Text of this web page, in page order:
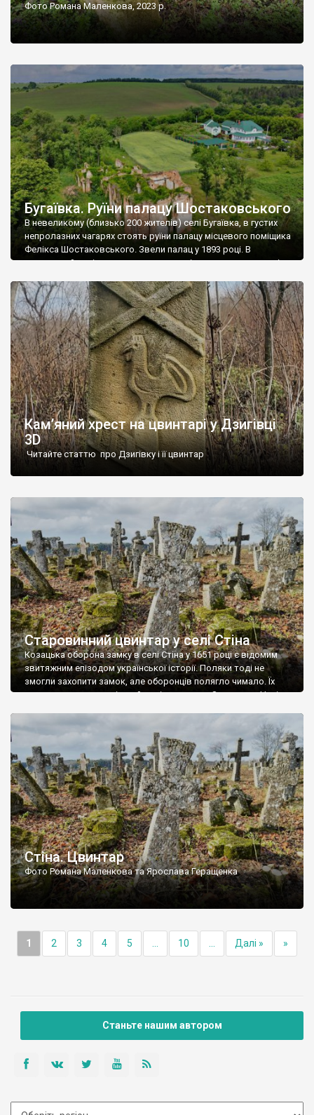
Фото Романа Маленкова, 2023 р.
Бугаївка. Руїни палацу Шостаковського
В невеликому (близько 200 жителів) селі Бугаївка, в густих
непролазних чагарях стоять руїни палацу місцевого поміщика
Фелікса Шостаковського. Звели палац у 1893 році. В
радянський період у ньому спочатку містилася школа, потім
століття тут розмістили туберкульозну лікарню. Коли із
палацу виїхала лікарня – ми точно не […]
Кам’яний хрест на цвинтарі у Дзигівці
3D
Читайте статтю про Дзигівку і її цвинтар
Старовинний цвинтар у селі Стіна
Козацька оборона замку в селі Стіна у 1651 році є відомим
звитяжним епізодом української історії. Поляки тоді не
змогли захопити замок, але оборонців полягло чимало. Їх
поховали на цвинтарі, який тоді називався Замковим. Нині на
ньому чимало хрестів 19 століття, є такі, де епітафії стер […]
Стіна. Цвинтар
Фото Романа Маленкова та Ярослава Геращенка
1 2 3 4 5 10 Далі » »
Станьте нашим автором